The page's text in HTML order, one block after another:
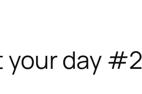
your day #2